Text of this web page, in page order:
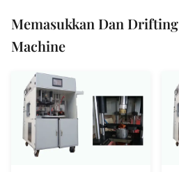
Memasukkan Dan Drifting
Machine